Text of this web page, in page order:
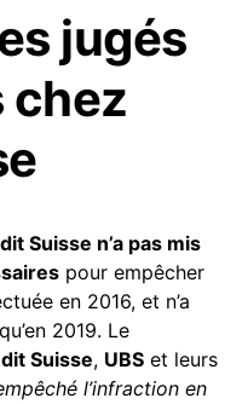
jugés
chez
Suisse n’a pas mis
pour empêcher
en 2016, et n’a
2019. Le
Suisse, UBS et leurs
l’infraction en